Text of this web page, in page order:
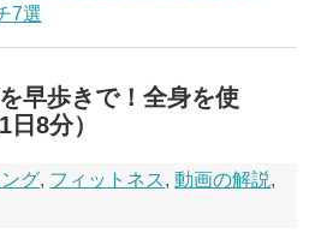
7選
早歩きで！全身を使
8分）
グ, フィットネス,動画の解説,